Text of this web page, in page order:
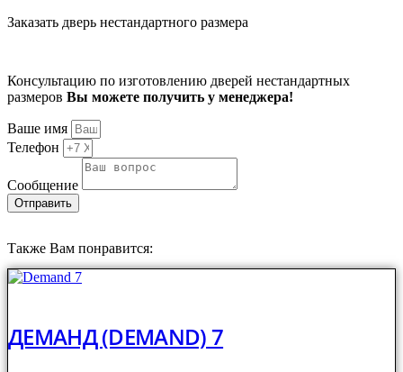
Заказать дверь нестандартного размера
Консультацию по изготовлению дверей нестандартных
размеров Вы можете получить у менеджера!
Ваше имя
Телефон
Сообщение
Отправить
Также Вам понравится:
ДЕМАНД (DEMAND) 7